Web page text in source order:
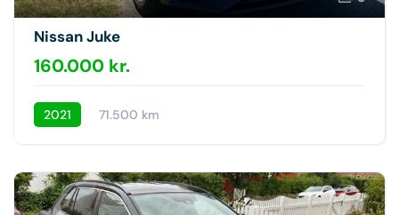
Nissan Juke
160.000 kr.
2021 71.500 km